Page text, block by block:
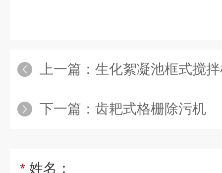
上一篇： 生化絮凝池框式搅
下一篇： 齿耙式格栅除污机
* 姓名：